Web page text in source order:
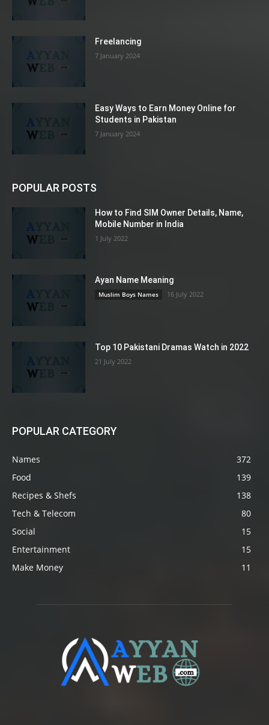
Freelancing
7 January 2024
Easy Ways to Earn Money Online for
Students in Pakistan
7 January 2024
POPULAR POSTS
How to Find SIM Owner Details, Name,
Mobile Number in India
1 July 2022
Ayan Name Meaning
Muslim Boys Names 16 July 2022
Top 10 Pakistani Dramas Watch in 2022
21 July 2022
POPULAR CATEGORY
Names
372
Food
139
Recipes & Shefs
138
Tech & Telecom
80
Social
15
Entertainment
15
Make Money
11